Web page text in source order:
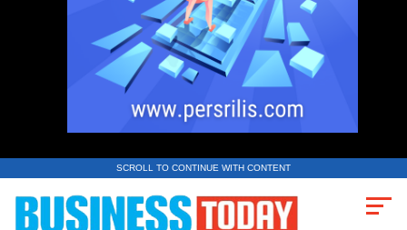
SCROLL TO CONTINUE WITH CONTENT